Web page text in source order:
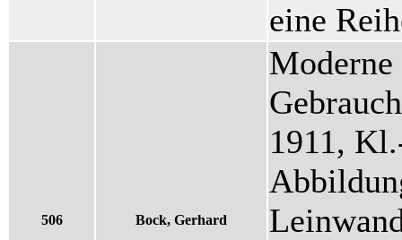
eine
506 Bock, Gerhard
1911,